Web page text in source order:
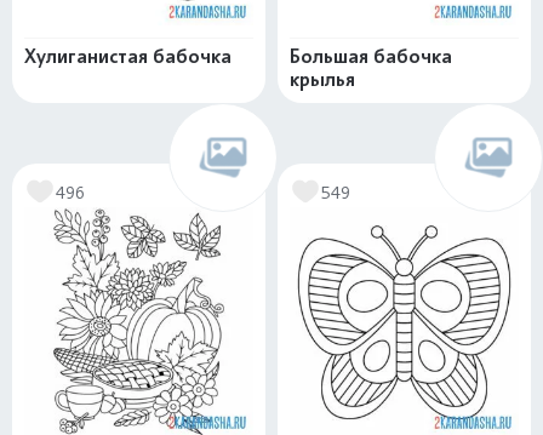
Хулиганистая бабочка
Большая бабочка
крылья
496 549